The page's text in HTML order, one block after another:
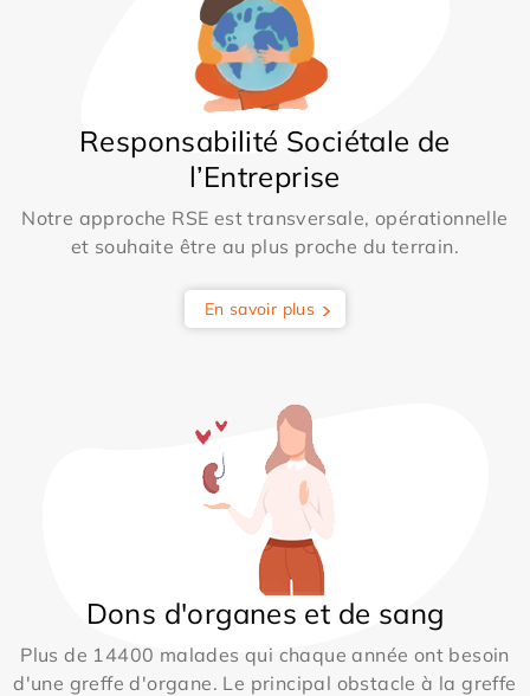
Responsabilité Sociétale de
l’Entreprise
Notre approche RSE est transversale, opérationnelle
et souhaite être au plus proche du terrain.
En savoir plus
Dons d'organes et de sang
Plus de 14400 malades qui chaque année ont besoin
d'une greffe d'organe. Le principal obstacle à la greffe